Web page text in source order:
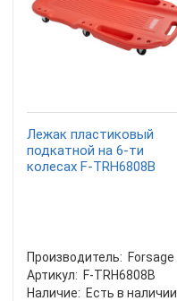
Лежак пластиковый
подкатной на 6-ти
колесах F-TRH6808B
Производитель: Forsage
Артикул: F-TRH6808B
Наличие: Есть в наличии